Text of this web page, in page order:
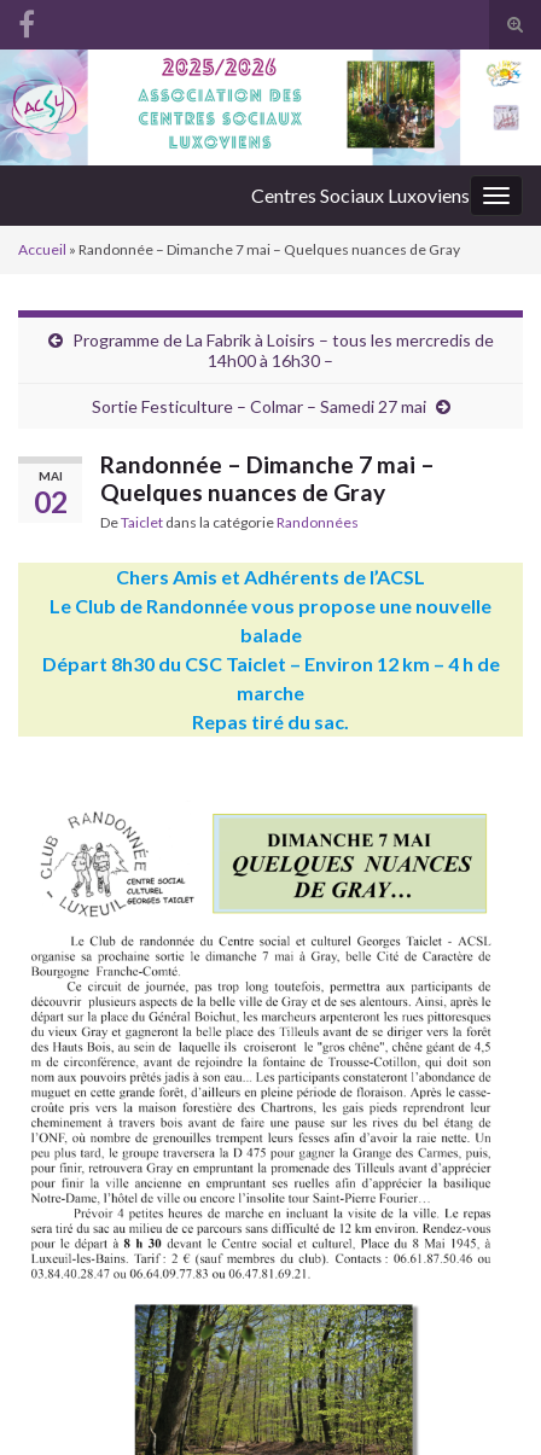
Search for:
Centres Sociaux Luxoviens
Accueil » Randonnée – Dimanche 7 mai – Quelques nuances de Gray
Programme de La Fabrik à Loisirs – tous les mercredis de
14h00 à 16h30 –
Sortie Festiculture – Colmar – Samedi 27 mai
MAI
02
Randonnée – Dimanche 7 mai –
Quelques nuances de Gray
DeTaiclet dans la catégorieRandonnées
Chers Amis et Adhérents de l’ACSL
Le Club de Randonnée vous propose une nouvelle
balade
Départ 8h30 du CSC Taiclet – Environ 12 km – 4 h de
marche
Repas tiré du sac.